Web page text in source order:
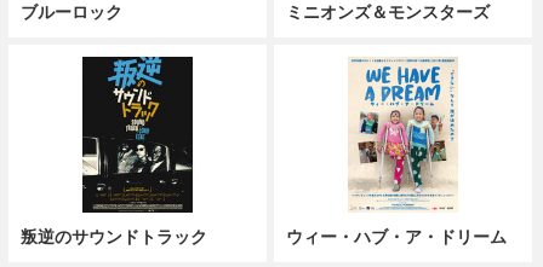
ブルーロック ミニオンズ＆モンスターズ
叛逆のサウンドトラック ウィー・ハブ・ア・ドリーム